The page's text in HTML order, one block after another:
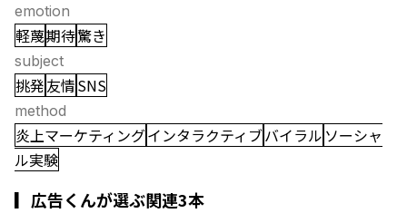
emotion
軽蔑期待驚き
subject
挑発友情SNS
method
炎上マーケティングインタラクティブバイラル ソーシャ
ル実験
▎広告くんが選ぶ関連3本